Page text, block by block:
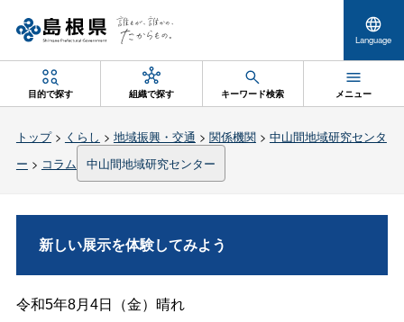
Language
目的で探す 組織で探す キーワード検索 メニュー
トップ> くらし > 地域振興・交通 > 関係機関> 中山間地域研究センタ
ー > コラム 中山間地域研究センター
新しい展示を体験してみよう
令和5年8月4日（金）晴れ